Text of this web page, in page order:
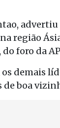
região
foro da
demais
boa